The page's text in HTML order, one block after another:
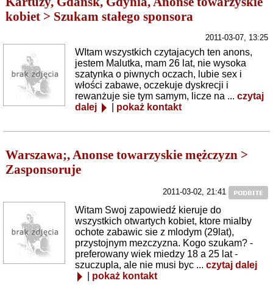
kobiet > Szukam stałego sponsora
2011-03-07, 13:25
WItam wszystkich czytajacych ten anons,
jestem Malutka, mam 26 lat, nie wysoka
szatynka o piwnych oczach, lubie sex i
włości zabawe, oczekuje dyskrecji i
rewanżuje sie tym samym, licze na ... czytaj
dalej
pokaż kontakt
Warszawa;, Anonse towarzyskie mężczyzn >
Zasponsoruje
2011-03-02, 21:41
Witam Swoj zapowiedź kieruje do
wszystkich otwartych kobiet, ktore mialby
ochote zabawic sie z mlodym (29lat),
przystojnym mezczyzna. Kogo szukam? -
preferowany wiek miedzy 18 a 25 lat -
szuczupla, ale nie musi byc ... czytaj dalej
pokaż kontakt